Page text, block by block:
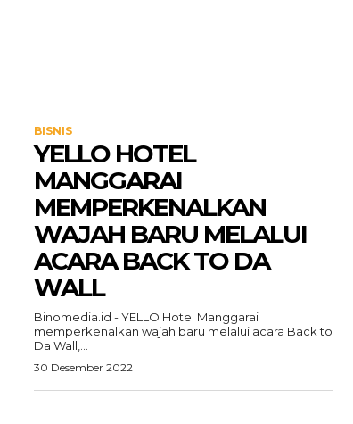
BISNIS
YELLO HOTEL
MANGGARAI
MEMPERKENALKAN
WAJAH BARU MELALUI
ACARA BACK TO DA
WALL
Binomedia.id - YELLO Hotel Manggarai
memperkenalkan wajah baru melalui acara Back to
Da Wall,...
30 Desember 2022